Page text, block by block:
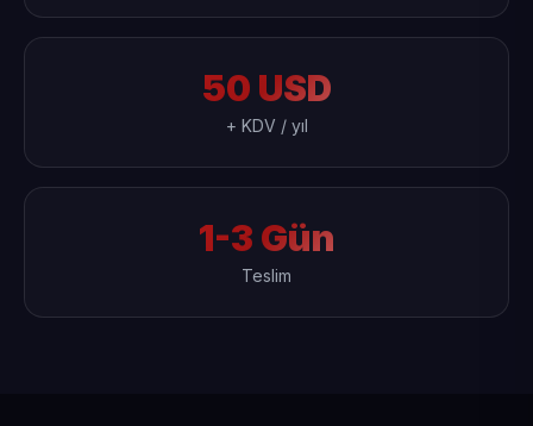
50 USD
+ KDV / yıl
1-3 Gün
Teslim